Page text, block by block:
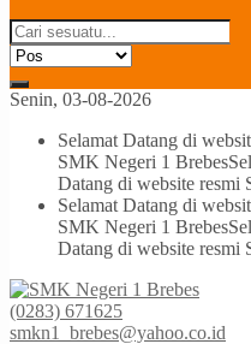
Senin, 03-08-2026
Selamat Datang di
SMK Negeri 1 Brebes
Datang di website resmi
Selamat Datang di
SMK Negeri 1 Brebes
Datang di website resmi
(0283) 671625
smkn1_brebes@yahoo.co.id